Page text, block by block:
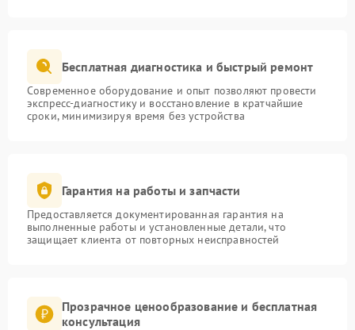
Бесплатная диагностика и быстрый ремонт
Современное оборудование и опыт позволяют провести
экспресс-диагностику и восстановление в кратчайшие
сроки, минимизируя время без устройства
Гарантия на работы и запчасти
Предоставляется документированная гарантия на
выполненные работы и установленные детали, что
защищает клиента от повторных неисправностей
Прозрачное ценообразование и бесплатная
консультация